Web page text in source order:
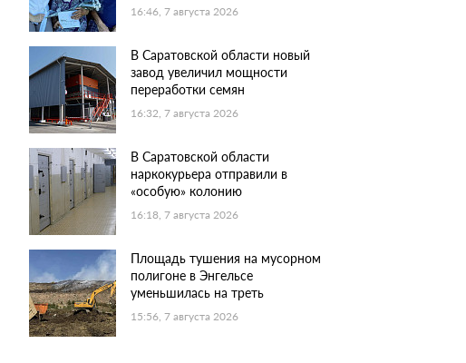
16:46, 7 августа 2026
В Саратовской области новый
завод увеличил мощности
переработки семян
16:32, 7 августа 2026
В Саратовской области
наркокурьера отправили в
«особую» колонию
16:18, 7 августа 2026
Площадь тушения на мусорном
полигоне в Энгельсе
уменьшилась на треть
15:56, 7 августа 2026